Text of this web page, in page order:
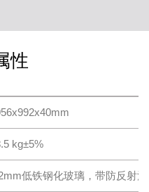
性
kg±5%
低铁钢化玻璃，带防反射